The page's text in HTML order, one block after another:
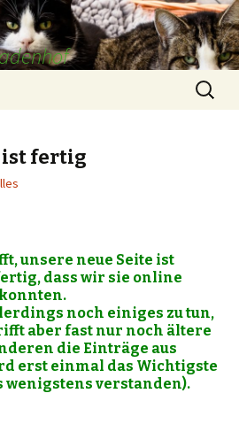
Suchen
nach:
ist fertig
unsere neue Seite ist
dass wir sie online
noch einiges zu tun,
aber fast nur noch ältere
die Einträge aus
erst einmal das Wichtigste
wenigstens verstanden).